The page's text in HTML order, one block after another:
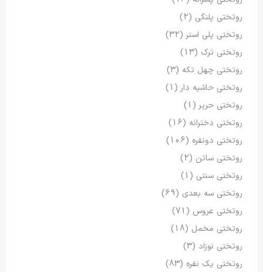
روتختی پلنگی (2)
روتختی پلی استر (32)
روتختی ترک (13)
روتختی چهل تکه (3)
روتختی حاشیه دار (1)
روتختی حریر (1)
روتختی دخترانه (16)
روتختی دونفره (106)
روتختی ساتن (2)
روتختی سنتی (1)
روتختی سه بعدی (69)
روتختی عروس (71)
روتختی مخمل (18)
روتختی نوزاد (3)
روتختی یک نفره (83)